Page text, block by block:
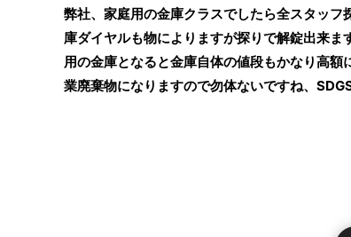
弊社、家庭用の金庫クラスでしたら全スタッ
庫ダイヤルも物によりますが探りで解錠出来
用の金庫となると金庫自体の値段もかなり高
業廃棄物になりますので勿体ないですね、